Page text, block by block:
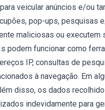
veicular anúncios e/ou
pop-ups, pesquisas
maliciosas ou
podem funcionar como
IP, consultas de
à navegação. Em
disso, os dados
indevidamente para